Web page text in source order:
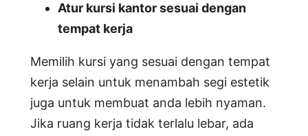
Atur kursi kantor sesuai dengan
tempat kerja
Memilih kursi yang sesuai dengan tempat
kerja selain untuk menambah segi estetik
juga untuk membuat anda lebih nyaman.
Jika ruang kerja tidak terlalu lebar, ada